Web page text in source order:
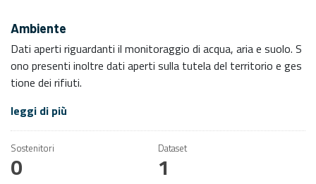
Ambiente
Dati aperti riguardanti il monitoraggio di acqua, aria e suolo. S
ono presenti inoltre dati aperti sulla tutela del territorio e ges
tione dei rifiuti.
leggi di più
Sostenitori
0
Dataset
1